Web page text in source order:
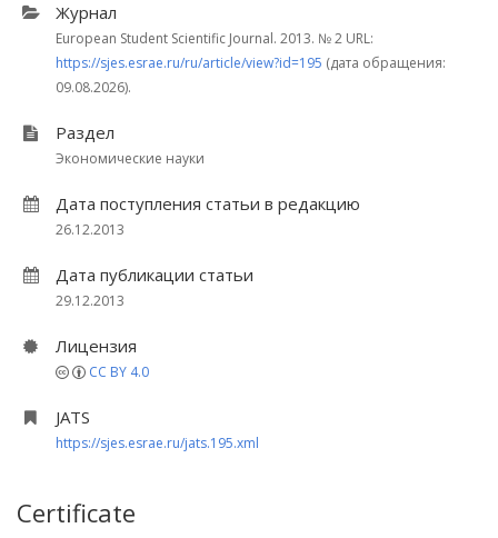
Журнал
European Student Scientific Journal. 2013. № 2 URL:
https://sjes.esrae.ru/ru/article/view?id=195 (дата обращения:
09.08.2026).
Раздел
Экономические науки
Дата поступления статьи в редакцию
26.12.2013
Дата публикации статьи
29.12.2013
Лицензия
CC BY 4.0
JATS
https://sjes.esrae.ru/jats.195.xml
Certificate